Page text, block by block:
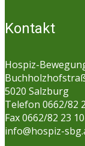
Kontakt
Hospiz-
5020 Salzburg
Telefon 0662/82
Fax 0662/82 23
info@hospiz-